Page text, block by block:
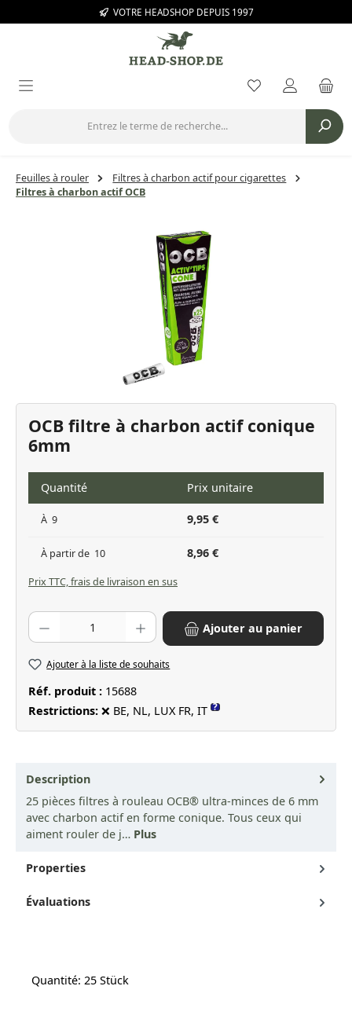
Passer au contenu principalVOTRE HEADSHOP DEPUIS 1997
Vous avez 0
Feuilles à rouler
Filtres à charbon actif pour cigarettes
Filtres à charbon actif OCB
OCB filtre à charbon actif conique
6mm
Quantité Prix unitaire
À 9 9,95 €
À partir de 10 8,96 €
Prix TTC, frais de livraison en sus
Quantité de produit : Entrez la quantité souhaitée ou utilisez les
Ajouter au panier
Ajouter à la liste de souhaits
Réf. produit : 15688
Restrictions: ❌ BE, NL, LUX FR, IT ?
Description
25 pièces filtres à rouleau OCB® ultra-minces de 6 mm
avec charbon actif en forme conique. Tous ceux qui
aiment rouler de j… Plus
Properties
Évaluations
Quantité: 25 Stück